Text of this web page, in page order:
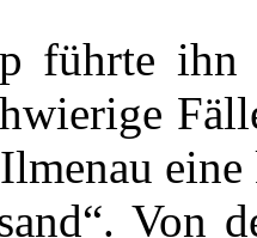
führte
Von